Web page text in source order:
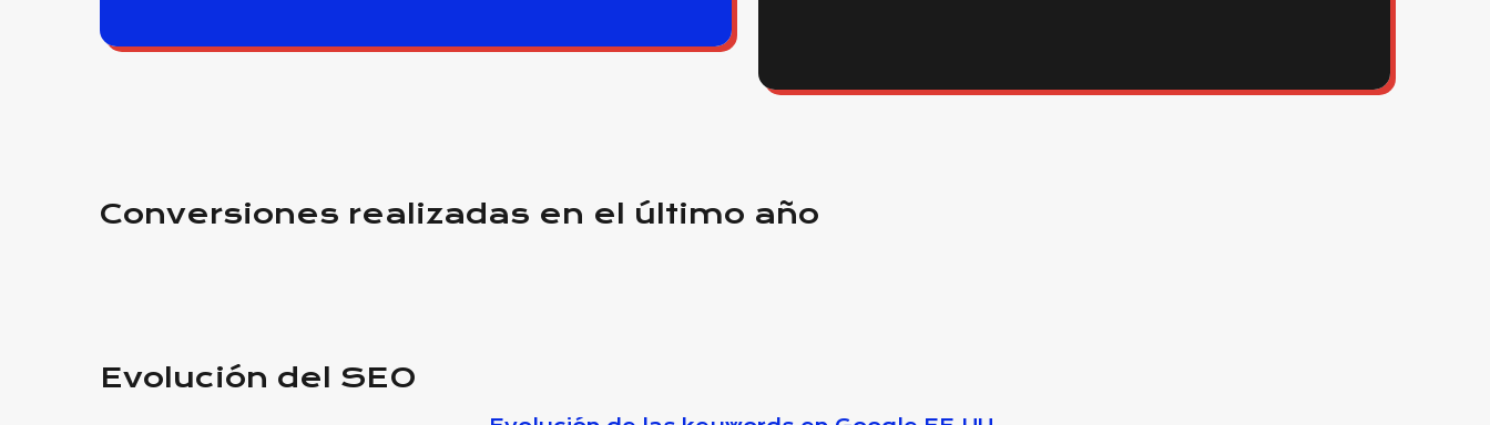
Conversiones realizadas en el último año
Evolución del SEO